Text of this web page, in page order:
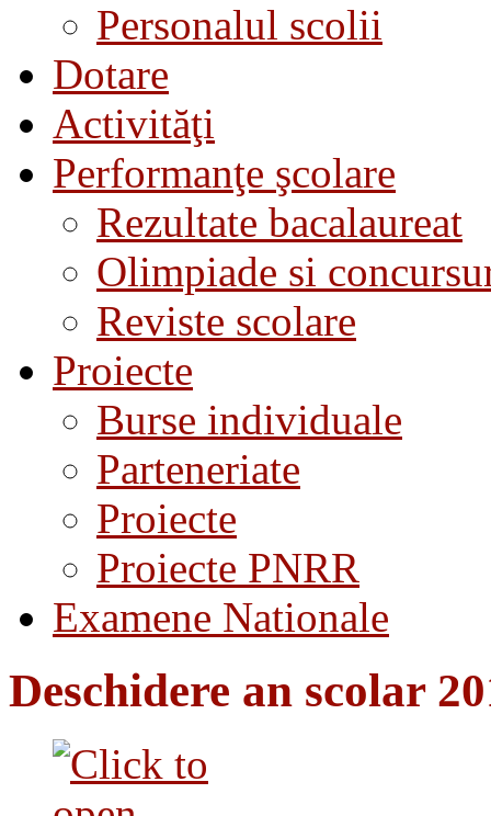
Personalul scolii
Dotare
Activităţi
Performanţe şcolare
Rezultate bacalaureat
Olimpiade si
Reviste scolare
Proiecte
Burse individuale
Parteneriate
Proiecte
Proiecte PNRR
Examene Nationale
Deschidere an scolar